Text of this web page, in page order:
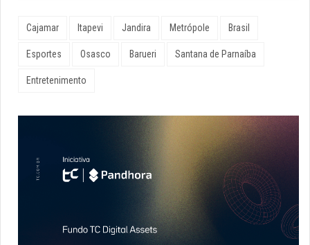
Cajamar Itapevi Jandira Metrópole Brasil
Esportes Osasco Barueri Santana de Parnaíba
Entretenimento